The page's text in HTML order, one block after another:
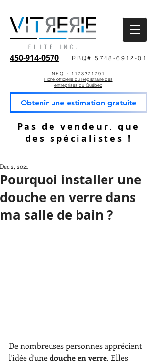
450-914-0570 RBQ# 5748-6912-01
NEQ : 1173371791
Fiche officielle du Registraire des
entreprises du Québec
Obtenir une estimation gratuite
Pas de vendeur, que
des spécialistes !
Pourquoi installer une
douche en verre dans
ma salle de bain ?
Dec 2, 2021
De nombreuses personnes apprécient
l'idée d'une douche en verre. Elles